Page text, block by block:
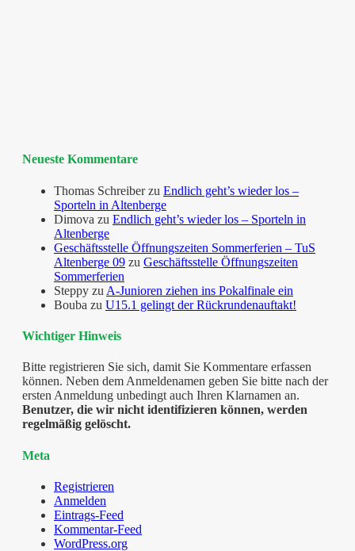
Neueste Kommentare
Thomas Schreiberzu Endlich geht’s wieder los –
Sporteln in Altenberge
Dimova zu Endlich geht’s wieder los – Sporteln in
Altenberge
Geschäftsstelle Öffnungszeiten Sommerferien – TuS
Altenberge 09 zu Geschäftsstelle Öffnungszeiten
Sommerferien
Steppy zu A-Junioren ziehen ins Pokalfinale ein
Bouba zu U15.1 gelingt der Rückrundenauftakt!
Wichtiger Hinweis
Bitte registrieren Sie sich, damit Sie Kommentare erfassen
können. Neben dem Anmeldenamen geben Sie bitte nach der
ersten Anmeldung unbedingt auch Ihren Klarnamen an.
Benutzer, die wir nicht identifizieren können, werden
regelmäßig gelöscht.
Meta
Registrieren
Anmelden
Eintrags-Feed
Kommentar-Feed
WordPress.org